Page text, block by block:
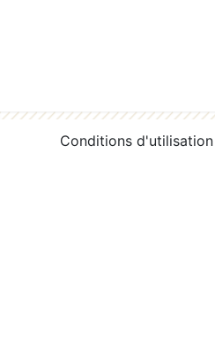
Conditions d'utilisation